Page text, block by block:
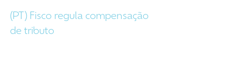
(PT) Fisco regula compensação
de tributo